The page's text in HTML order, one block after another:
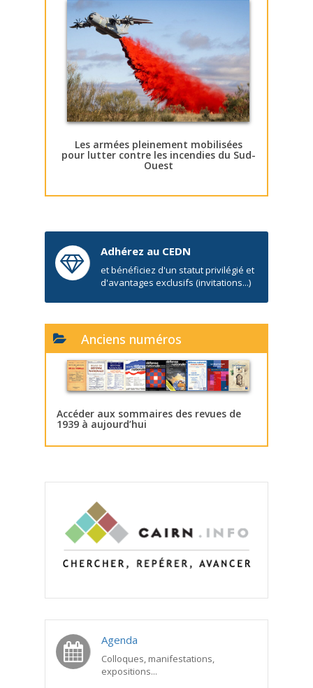
Les armées pleinement mobilisées
pour lutter contre les incendies du Sud-
Ouest
Adhérez au CEDN
et bénéficiez d'un statut privilégié et
d'avantages exclusifs (invitations...)
Anciens numéros
Accéder aux sommaires des revues de
1939 à aujourd’hui
Agenda
Colloques, manifestations,
expositions...